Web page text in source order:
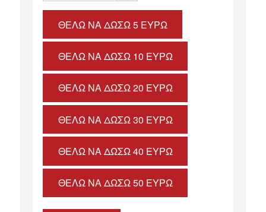
ΘΈΛΩ ΝΑ ΔΏΣΩ 5 ΕΥΡΏ
ΘΈΛΩ ΝΑ ΔΏΣΩ 10 ΕΥΡΏ
ΘΈΛΩ ΝΑ ΔΏΣΩ 20 ΕΥΡΏ
ΘΈΛΩ ΝΑ ΔΏΣΩ 30 ΕΥΡΏ
ΘΈΛΩ ΝΑ ΔΏΣΩ 40 ΕΥΡΏ
ΘΈΛΩ ΝΑ ΔΏΣΩ 50 ΕΥΡΏ